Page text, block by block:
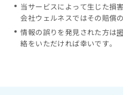
当サービスによって生じた損
会社ウェルネスではその賠償
情報の誤りを発見された方は
絡をいただければ幸いです。